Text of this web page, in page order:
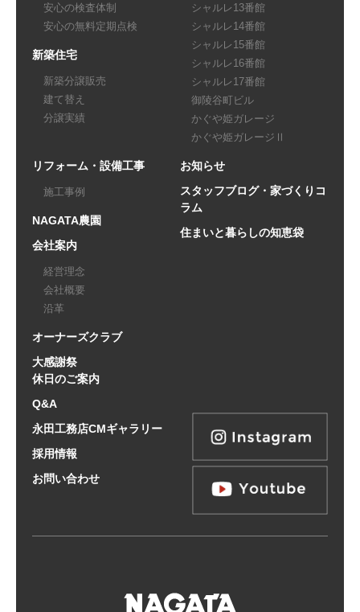
安心の検査体制
安心の無料定期点検
新築住宅
新築分譲販売
建て替え
分譲実績
シャルレ13番館
シャルレ14番館
シャルレ15番館
シャルレ16番館
シャルレ17番館
御陵谷町ビル
かぐや姫ガレージ
かぐや姫ガレージⅡ
リフォーム・設備工事
施工事例
NAGATA農園
会社案内
経営理念
会社概要
沿革
オーナーズクラブ
大感謝祭
休日のご案内
Q&A
永田工務店CMギャラリー
採用情報
お問い合わせ
お知らせ
スタッフブログ・家づくりコ
ラム
住まいと暮らしの知恵袋